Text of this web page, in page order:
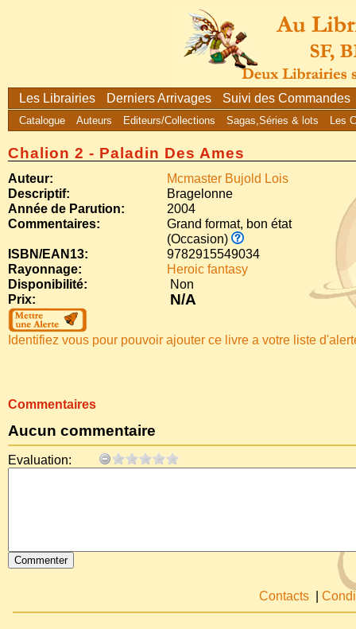
Les Librairies Derniers Arrivages Suivi des Commandes
Catalogue Auteurs Editeurs/Collections Sagas,Séries & lots Les
Chalion 2 - Paladin Des Ames
Auteur:
Mcmaster Bujold Lois
Descriptif:
Bragelonne
Année de Parution:
2004
Commentaires:
Grand format, bon état
(Occasion)
ISBN/EAN13:
9782915549034
Rayonnage:
Heroic fantasy
Disponibilité:
Non
Prix:
N/A
Identifiez vous pour pouvoir ajouter ce livre a votre liste
Commentaires
Aucun commentaire
Evaluation:
Contacts |